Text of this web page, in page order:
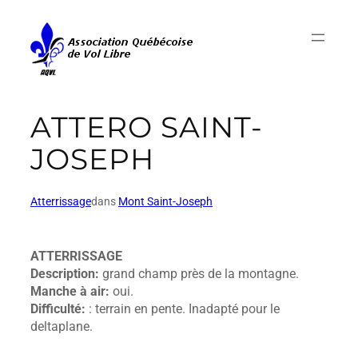
ATTERO SAINT-
JOSEPH
Atterrissagedans Mont Saint-Joseph
ATTERRISSAGE
Description: grand champ près de la montagne.
Manche à air: oui.
Difficulté: : terrain en pente. Inadapté pour le
deltaplane.